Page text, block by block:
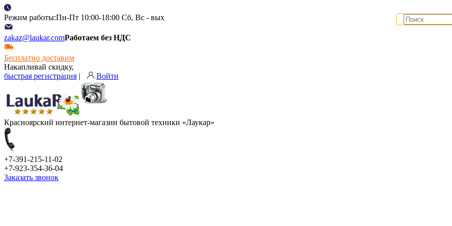
Режим работы:Пн-Пт 10:00-18:00 Сб, Вс - вых
zakaz@laukar.comРаботаем без НДС
Бесплатно доставим
Накапливай скидку,
быстрая регистрация | Войти
Красноярский интернет-магазин бытовой техники «Лаукар»
+7-391-215-11-02
+7-923-354-36-04
Заказать звонок